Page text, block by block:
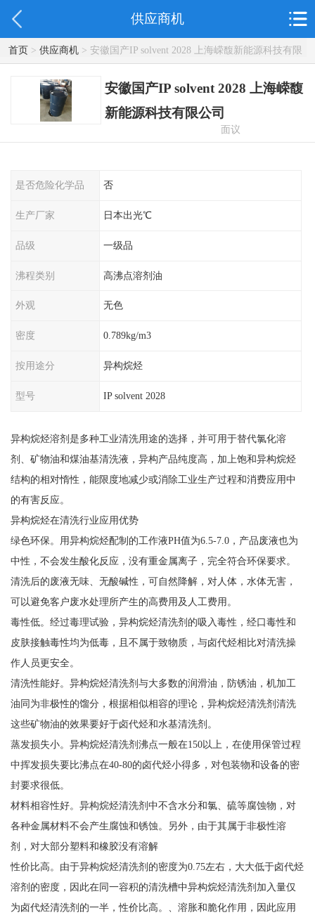
供应商机
首页> 供应商机> 安徽国产IP solvent 2028 上海嵘馥新能源科技有限
公司
安徽国产IP solvent 2028 上海嵘馥
新能源科技有限公司
面议
是否危险化学品 否
生产厂家 日本出光℃
品级 一级品
沸程类别 高沸点溶剂油
外观 无色
密度 0.789kg/m3
按用途分 异构烷烃
型号 IP solvent 2028
异构烷烃溶剂是多种工业清洗用途的选择，并可用于替代氯化溶
剂、矿物油和煤油基清洗液，异构产品纯度高，加上饱和异构烷烃
结构的相对惰性，能限度地减少或消除工业生产过程和消费应用中
的有害反应。
异构烷烃在清洗行业应用优势
绿色环保。用异构烷烃配制的工作液PH值为6.5-7.0，产品废液也为
中性，不会发生酸化反应，没有重金属离子，完全符合环保要求。
清洗后的废液无味、无酸碱性，可自然降解，对人体，水体无害，
可以避免客户废水处理所产生的高费用及人工费用。
毒性低。经过毒理试验，异构烷烃清洗剂的吸入毒性，经口毒性和
皮肤接触毒性均为低毒，且不属于致物质，与卤代烃相比对清洗操
作人员更安全。
清洗性能好。异构烷烃清洗剂与大多数的润滑油，防锈油，机加工
油同为非极性的馏分，根据相似相容的理论，异构烷烃清洗剂清洗
这些矿物油的效果要好于卤代烃和水基清洗剂。
蒸发损失小。异构烷烃清洗剂沸点一般在150以上，在使用保管过程
中挥发损失要比沸点在40-80的卤代烃小得多，对包装物和设备的密
封要求很低。
材料相容性好。异构烷烃清洗剂中不含水分和氯、硫等腐蚀物，对
各种金属材料不会产生腐蚀和锈蚀。另外，由于其属于非极性溶
剂，对大部分塑料和橡胶没有溶解
性价比高。由于异构烷烃清洗剂的密度为0.75左右，大大低于卤代烃
溶剂的密度，因此在同一容积的清洗槽中异构烷烃清洗剂加入量仅
为卤代烃清洗剂的一半，性价比高。、溶胀和脆化作用，因此应用